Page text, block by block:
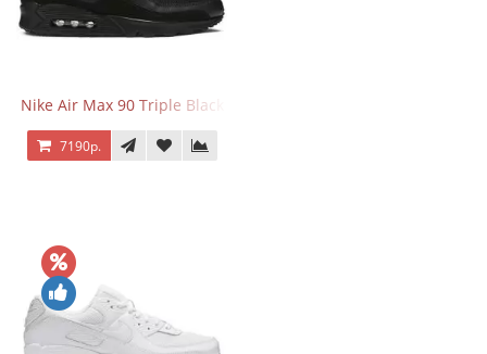
Nike Air Max 90 Triple Black
7190р.